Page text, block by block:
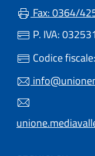
Fax: 0364/
P. IVA:
Codice